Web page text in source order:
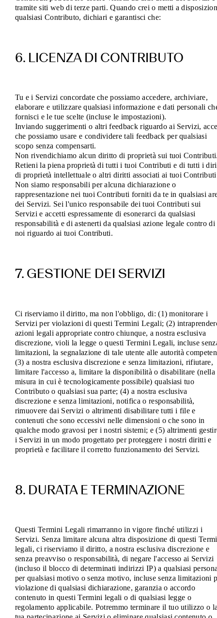
tramite siti web di terze parti. Quando crei o metti a
qualsiasi Contributo, dichiari e garantisci che:
6. LICENZA DI CONTRIBUTO
Tu e i Servizi concordate che possiamo accedere, archiviare,
elaborare e utilizzare qualsiasi informazione e dati personali
fornisci e le tue scelte (incluse le impostazioni).
Inviando suggerimenti o altri feedback riguardo ai Servizi,
che possiamo usare e condividere tali feedback per qualsiasi
scopo senza compensarti.
Non rivendichiamo alcun diritto di proprietà sui tuoi
Retieni la piena proprietà di tutti i tuoi Contributi e di tutti i
di proprietà intellettuale o altri diritti associati ai tuoi
Non siamo responsabili per alcuna dichiarazione o
rappresentazione nei tuoi Contributi forniti da te in qualsiasi
dei Servizi. Sei l'unico responsabile dei tuoi Contributi sui
Servizi e accetti espressamente di esonerarci da qualsiasi
responsabilità e di astenerti da qualsiasi azione legale contro di
noi riguardo ai tuoi Contributi.
7. GESTIONE DEI SERVIZI
Ci riserviamo il diritto, ma non l'obbligo, di: (1) monitorare i
Servizi per violazioni di questi Termini Legali; (2)
azioni legali appropriate contro chiunque, a nostra esclusiva
discrezione, violi la legge o questi Termini Legali, incluse
limitazioni, la segnalazione di tale utente alle autorità
(3) a nostra esclusiva discrezione e senza limitazioni, rifiutare,
limitare l'accesso a, limitare la disponibilità o disabilitare (nella
misura in cui è tecnologicamente possibile) qualsiasi tuo
Contributo o qualsiasi sua parte; (4) a nostra esclusiva
discrezione e senza limitazioni, notifica o responsabilità,
rimuovere dai Servizi o altrimenti disabilitare tutti i file e
contenuti che sono eccessivi nelle dimensioni o che sono in
qualche modo gravosi per i nostri sistemi; e (5) altrimenti
i Servizi in un modo progettato per proteggere i nostri diritti e
proprietà e facilitare il corretto funzionamento dei Servizi.
8. DURATA E TERMINAZIONE
Questi Termini Legali rimarranno in vigore finché utilizzi i
Servizi. Senza limitare alcuna altra disposizione di questi
legali, ci riserviamo il diritto, a nostra esclusiva discrezione e
senza preavviso o responsabilità, di negare l'accesso ai Servizi
(incluso il blocco di determinati indirizzi IP) a qualsiasi
per qualsiasi motivo o senza motivo, incluse senza limitazioni
violazione di qualsiasi dichiarazione, garanzia o accordo
contenuto in questi Termini legali o di qualsiasi legge o
regolamento applicabile. Potremmo terminare il tuo utilizzo o